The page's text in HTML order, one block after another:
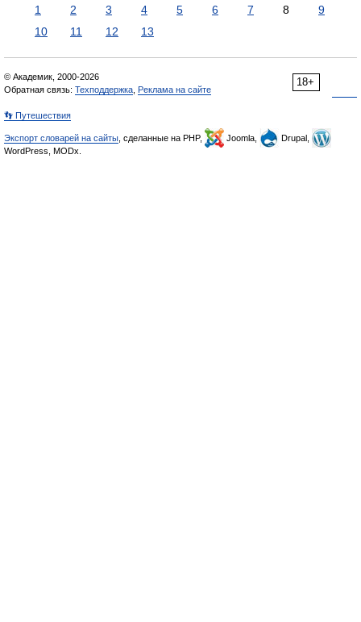
1 2 3 4 5 6 7 8
9
10
11 12 13
18+
© Академик, 2000-2026
Обратная связь: Техподдержка Реклама на сайте
👣 Путешествия
Экспорт словарей на сайты , сделанные на PHP, Joomla,
Drupal,
WordPress, MODx.